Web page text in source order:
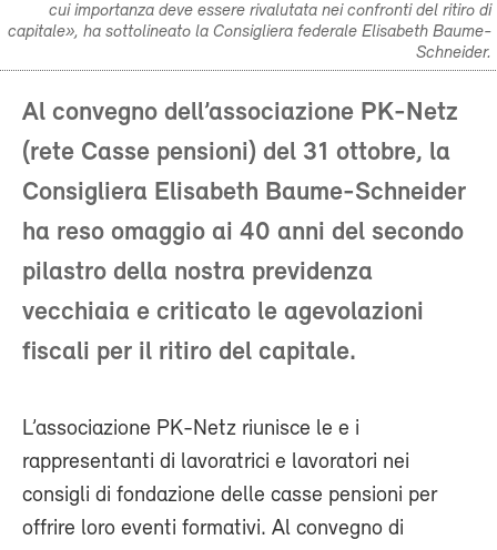
cui importanza deve essere rivalutata nei confronti del ritiro di
capitale», ha sottolineato la Consigliera federale Elisabeth Baume-
Schneider.
Al convegno dell’associazione PK-Netz
(rete Casse pensioni) del 31 ottobre, la
Consigliera Elisabeth Baume-Schneider
ha reso omaggio ai 40 anni del secondo
pilastro della nostra previdenza
vecchiaia e criticato le agevolazioni
fiscali per il ritiro del capitale.
L’associazione PK-Netz riunisce le e i
rappresentanti di lavoratrici e lavoratori nei
consigli di fondazione delle casse pensioni per
offrire loro eventi formativi. Al convegno di